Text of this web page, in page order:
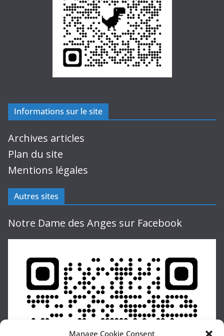
Manage Cookie Consent
Informations sur le site
Archives articles
Plan du site
Mentions légales
Autres sites
Notre Dame des Anges sur Facebook